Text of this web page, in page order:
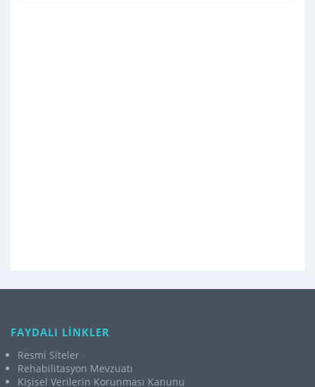
FAYDALI LİNKLER
Resmi Siteler
Rehabilitasyon Mevzuatı
Kişisel Verilerin Korunması Kanunu